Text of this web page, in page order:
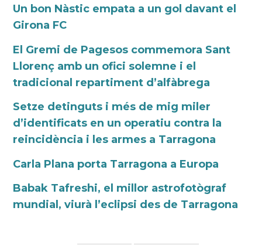
Un bon Nàstic empata a un gol davant el
Girona FC
El Gremi de Pagesos commemora Sant
Llorenç amb un ofici solemne i el
tradicional repartiment d’alfàbrega
Setze detinguts i més de mig miler
d’identificats en un operatiu contra la
reincidència i les armes a Tarragona
Carla Plana porta Tarragona a Europa
Babak Tafreshi, el millor astrofotògraf
mundial, viurà l’eclipsi des de Tarragona